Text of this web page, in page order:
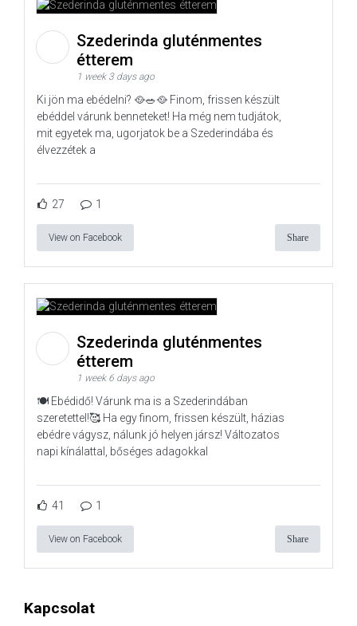
Szederinda gluténmentes
étterem
1 week 3 days ago
Ki jön ma ebédelni? 🥘🥗🥘 Finom, frissen készült
ebéddel várunk benneteket! Ha még nem tudjátok,
mit egyetek ma, ugorjatok be a Szederindába és
élvezzétek a
27 1
View on Facebook Share
Szederinda gluténmentes
étterem
1 week 6 days ago
🍽️ Ebédidő! Várunk ma is a Szederindában
szeretettel!🥰 Ha egy finom, frissen készült, házias
ebédre vágysz, nálunk jó helyen jársz! Változatos
napi kínálattal, bőséges adagokkal
41 1
View on Facebook Share
Kapcsolat